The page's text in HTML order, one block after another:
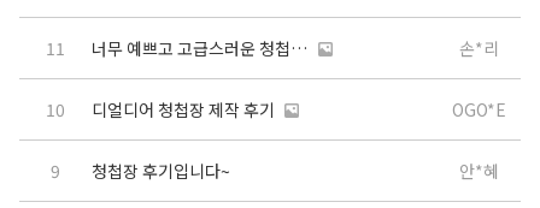
11 너무 예쁘고 고급스러운 청첩장! 손*리
10 디얼디어 청첩장 제작 후기 OGO*E
9 청첩장 후기입니다~ 안*혜